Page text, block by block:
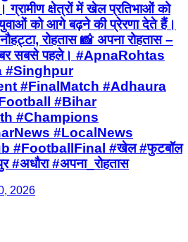
ग्रामीण क्षेत्रों में खेल प्रतिभाओं को
को आगे बढ़ने की प्रेरणा देते हैं।
रोहतास 📸 अपना रोहतास –
सबसे पहले। #ApnaRohtas
#Singhpur
#FinalMatch #Adhaura
#Bihar
#Champions
#LocalNews
#FootballFinal #खेल #फुटबॉल
#अधौरा #अपना_रोहतास
2026